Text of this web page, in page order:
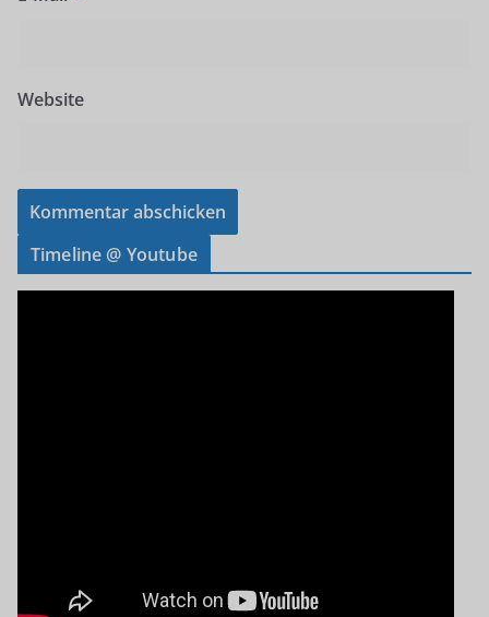
Website
Timeline @ Youtube